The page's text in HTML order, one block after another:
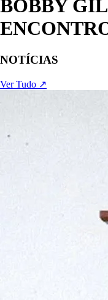
BOBBY
NOTÍCIAS
Ver Tudo ↗